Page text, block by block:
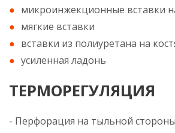
микроинжекционные вставки
мягкие вставки
вставки из полиуретана на
усиленная ладонь
ТЕРМОРЕГУЛЯЦИЯ
- Перфорация на тыльной